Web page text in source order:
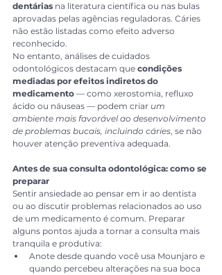
dentárias na literatura científica ou nas bulas
aprovadas pelas agências reguladoras. Cáries
não estão listadas como efeito adverso
reconhecido.
No entanto, análises de cuidados
odontológicos destacam que condições
mediadas por efeitos indiretos do
medicamento — como xerostomia, refluxo
ácido ou náuseas — podem criar um
ambiente mais favorável ao desenvolvimento
de problemas bucais, incluindo cáries, se não
houver atenção preventiva adequada.
Antes de sua consulta odontológica: como se
preparar
Sentir ansiedade ao pensar em ir ao dentista
ou ao discutir problemas relacionados ao uso
de um medicamento é comum. Preparar
alguns pontos ajuda a tornar a consulta mais
tranquila e produtiva:
Anote desde quando você usa Mounjaro e
quando percebeu alterações na sua boca